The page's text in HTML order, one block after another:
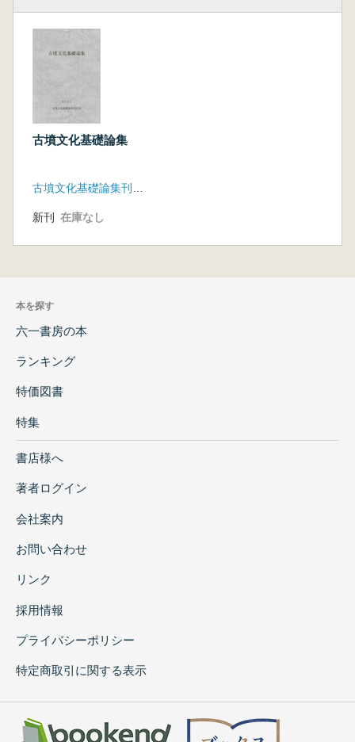
古墳文化基礎論集
新刊 在庫なし
本を探す
六一書房の本
ランキング
特価図書
特集
書店様へ
著者ログイン
会社案内
お問い合わせ
リンク
採用情報
プライバシーポリシー
特定商取引に関する表示